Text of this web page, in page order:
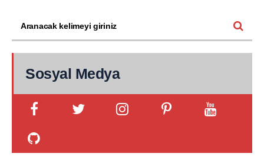
Sosyal Medya